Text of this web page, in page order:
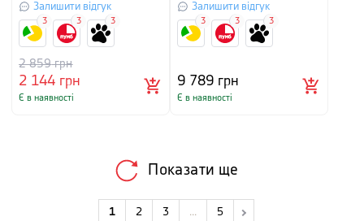
Залишити відгук
2 144 грн
2 859грн
Є в наявності
3 3 3
Залишити відгук
9 789 грн
Є в наявності
3 3 3
Показати ще
1 2 3 ... 5